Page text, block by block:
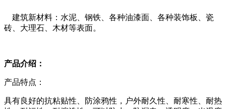
建筑新材料：水泥、钢铁、各种油漆面、各种装饰板、瓷
砖、大理石、木材等表面。
产品介绍：
产品特点：
具有良好的抗粘贴性、防涂鸦性，户外耐久性、耐寒性、耐热